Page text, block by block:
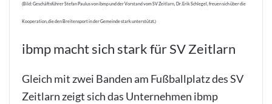
(Bild: Geschäftsführer Stefan Paulus von ibmp und der Vorstand vom SV Zeitlarn, Dr. Erik Schlegel, freuen sich über die
Kooperation, die den Breitensport in der Gemeinde stark unterstützt.)
ibmp macht sich stark für SV Zeitlarn
Gleich mit zwei Banden am Fußballplatz des SV
Zeitlarn zeigt sich das Unternehmen ibmp